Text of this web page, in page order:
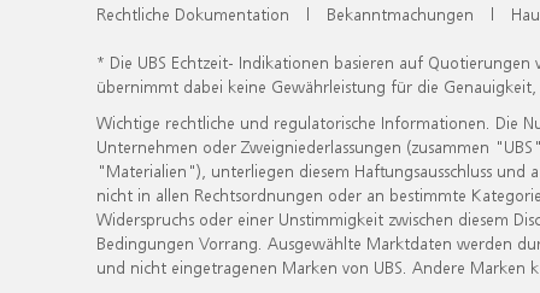
Rechtliche Dokumentation | Bekanntmachungen |
* Die UBS Echtzeit- Indikationen basieren auf
übernimmt dabei keine Gewährleistung für die
Wichtige rechtliche und regulatorische Informationen. Die
Unternehmen oder Zweigniederlassungen (zusammen
"Materialien"), unterliegen diesem Haftungsausschluss
nicht in allen Rechtsordnungen oder an bestimmte
Widerspruchs oder einer Unstimmigkeit zwischen diesem
Bedingungen Vorrang. Ausgewählte Marktdaten werden
und nicht eingetragenen Marken von UBS. Andere Marken